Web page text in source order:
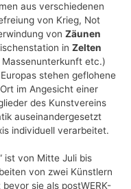
aus verschiedenen
von Krieg, Not
von Zäunen
in Zelten
etc.)
stehen geflohene
im Angesicht einer
des Kunstvereins
auseinandergesetzt
individuell verarbeitet.
ist von Mitte Juli bis
von zwei Künstlern
sie als postWERK-